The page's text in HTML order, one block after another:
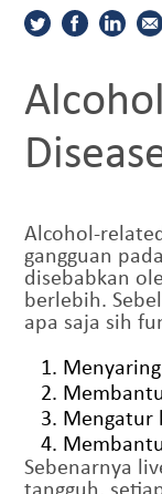
Alcohol-
gangguan
disebabkan
berlebih.
apa saja sih
Mengatur
Sebenarnya
tangguh,